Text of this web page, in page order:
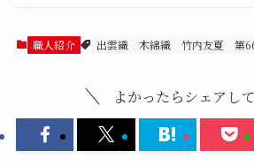
職人紹介 出雲織 木綿織 竹内友夏 第
よかったらシェアし